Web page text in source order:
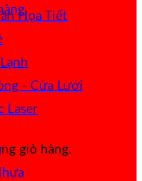
giỏ hàng.
Họa Tiết
- Cửa Lưới
Laser